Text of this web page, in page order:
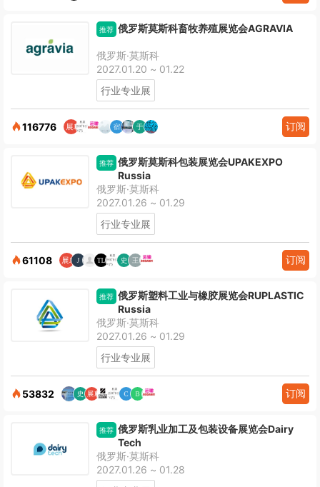
推荐 俄罗斯莫斯科畜牧养殖展览会AGRAVIA
俄罗斯·莫斯科
2027.01.20 ~ 01.22
行业专业展
116776 订阅
推荐 俄罗斯莫斯科包装展览会UPAKEXPO
Russia
俄罗斯·莫斯科
2027.01.26 ~ 01.29
行业专业展
61108 订阅
推荐 俄罗斯塑料工业与橡胶展览会RUPLASTIC
Russia
俄罗斯·莫斯科
2027.01.26 ~ 01.29
行业专业展
53832 订阅
推荐 俄罗斯乳业加工及包装设备展览会Dairy
Tech
俄罗斯·莫斯科
2027.01.26 ~ 01.28